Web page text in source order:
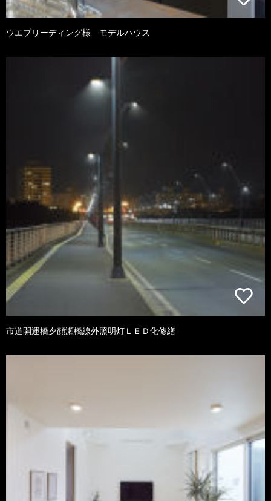
ウエブリーディング様 モデルハウス
市道開運橋夕顔瀬橋線外照明灯ＬＥＤ化修繕